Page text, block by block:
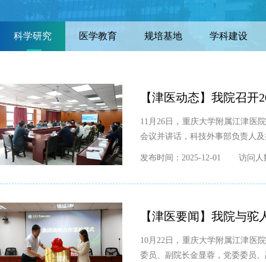
科学研究 医学教育 规培基地 学科建设
【津医动态】我院召
11月26日，重庆大学附属江津医
会议并讲话，科技外事部负责人
发布时间：2025-12-01 访问人
【津医要闻】我院与
10月22日，重庆大学附属江津医
委员、副院长金显蓉，党委委员